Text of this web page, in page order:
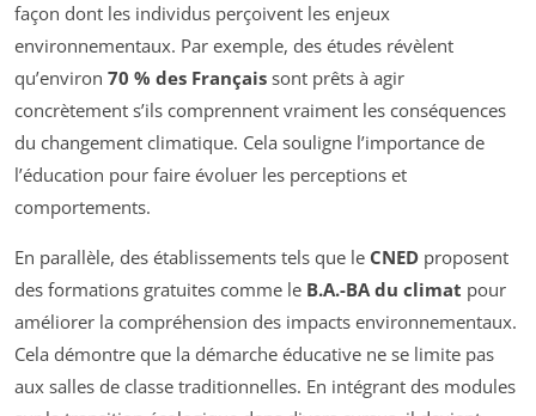
façon dont les individus perçoivent les enjeux
environnementaux. Par exemple, des études révèlent
qu’environ 70 % des Français sont prêts à agir
concrètement s’ils comprennent vraiment les conséquences
du changement climatique. Cela souligne l’importance de
l’éducation pour faire évoluer les perceptions et
comportements.
En parallèle, des établissements tels que le CNED proposent
des formations gratuites comme le B.A.-BA du climat pour
améliorer la compréhension des impacts environnementaux.
Cela démontre que la démarche éducative ne se limite pas
aux salles de classe traditionnelles. En intégrant des modules